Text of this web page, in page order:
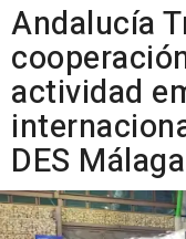
Andalucía
actividad
DES Málaga